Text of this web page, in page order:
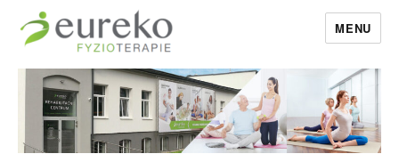
EurekoFyzio
MENU